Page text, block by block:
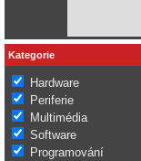
Kategorie
Hardware
Periferie
Multimédia
Software
Programování